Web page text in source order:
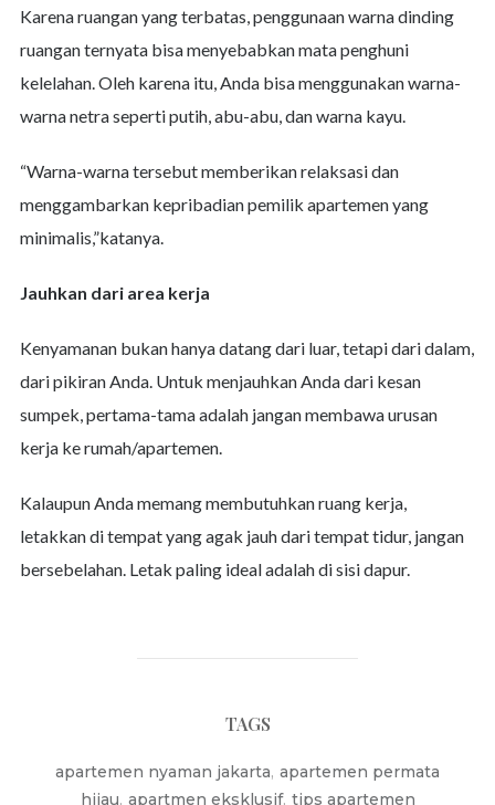
Karena ruangan yang terbatas, penggunaan warna dinding
ruangan ternyata bisa menyebabkan mata penghuni
kelelahan. Oleh karena itu, Anda bisa menggunakan warna-
warna netra seperti putih, abu-abu, dan warna kayu.
“Warna-warna tersebut memberikan relaksasi dan
menggambarkan kepribadian pemilik apartemen yang
minimalis,”katanya.
Jauhkan dari area kerja
Kenyamanan bukan hanya datang dari luar, tetapi dari dalam,
dari pikiran Anda. Untuk menjauhkan Anda dari kesan
sumpek, pertama-tama adalah jangan membawa urusan
kerja ke rumah/apartemen.
Kalaupun Anda memang membutuhkan ruang kerja,
letakkan di tempat yang agak jauh dari tempat tidur, jangan
bersebelahan. Letak paling ideal adalah di sisi dapur.
TAGS
apartemen nyaman jakarta, apartemen permata
hijau, apartmen eksklusif, tips apartemen